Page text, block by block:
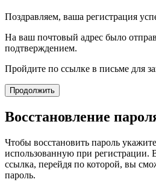
Поздравляем, ваша регистрация
На ваш почтовый адрес было
подтверждением.
Пройдите по ссылке в письме для
Продолжить
Восстановление
Чтобы восстановить пароль
использованную при регистрации.
ссылка, перейдя по которой, вы
пароль.